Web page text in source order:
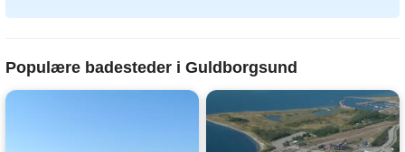
Populære badesteder i Guldborgsund